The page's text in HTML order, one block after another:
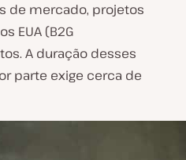
de mercado, projetos
EUA (B2G
A duração desses
parte exige cerca de